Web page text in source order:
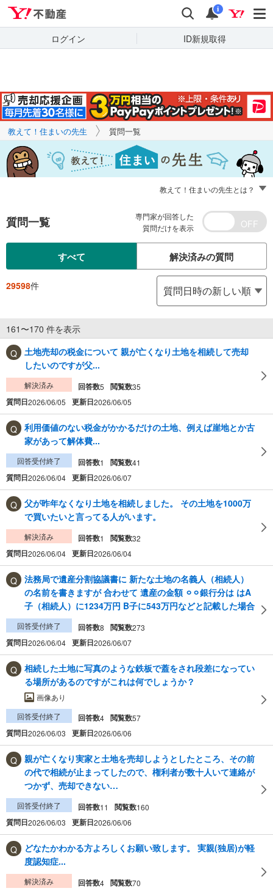
検索 通知
i
ログイン ID新規取得
キーワードで
質問を探す
教えて！住まいの先生 質問一覧
教えて！住まいの先生とは？
質問一覧
専門家が回答した
質問だけを表示
すべて 解決済みの質問
29598件
161〜170 件を表示
土地売却の税金について 親が亡くなり土地を相続して売却
したいのですが父...
解決済み 回答数5 閲覧数35
質問日2026/06/05 更新日2026/06/05
利用価値のない税金がかかるだけの土地、例えば崖地とか古
家があって解体費...
回答受付終了 回答数1 閲覧数41
質問日2026/06/04 更新日2026/06/07
父が昨年なくなり土地を相続しました。 その土地を1000万
で買いたいと言ってる人がいます。
解決済み 回答数1 閲覧数32
質問日2026/06/04 更新日2026/06/04
法務局で遺産分割協議書に 新たな土地の名義人（相続人）
の名前を書きますが 合わせて 遺産の金額 ⚪︎⚪︎銀行分は はA
子（相続人）に1234万円 B子に543万円などと記載した場合
回答受付終了 回答数8 閲覧数273
質問日2026/06/04 更新日2026/06/07
相続した土地に写真のような鉄板で蓋をされ段差になってい
る場所があるのですがこれは何でしょうか？
画像あり
回答受付終了
回答数4 閲覧数57
質問日2026/06/03 更新日2026/06/06
親が亡くなり実家と土地を売却しようとしたところ、その前
の代で相続が止まってしたので、権利者が数十人いて連絡が
つかず、売却できない…
回答受付終了 回答数11 閲覧数160
質問日2026/06/03 更新日2026/06/06
どなたかわかる方よろしくお願い致します。 実親(独居)が軽
度認知症...
解決済み 回答数4 閲覧数70